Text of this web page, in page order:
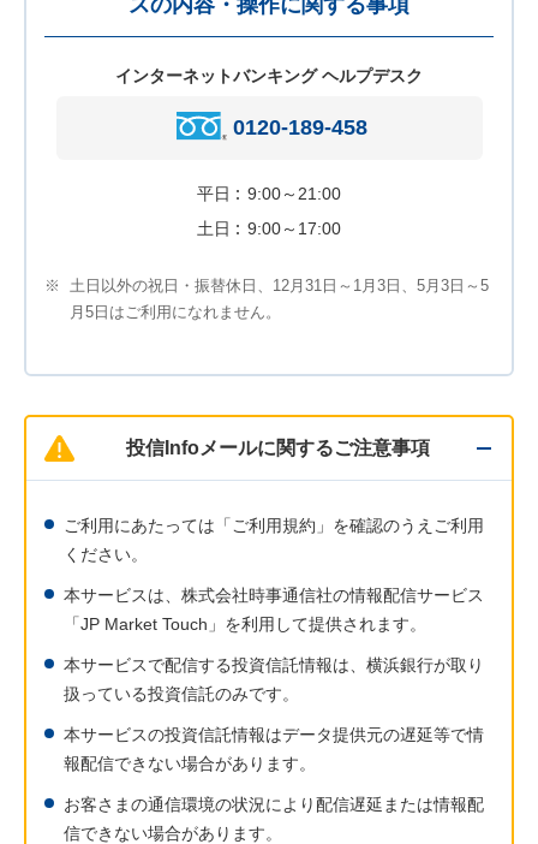
インターネットバンキング ヘルプデスク
0120-189-458
平日
9:00～21:00
土日
9:00～17:00
※
土日以外の祝日・振替休日、12月31日～1月3日、5月3日～5
月5日はご利用になれません。
投信Infoメールに関するご注意事項
ご利用にあたっては「ご利用規約」を確認のうえご利用
ください。
本サービスは、株式会社時事通信社の情報配信サービス
「JP Market Touch」を利用して提供されます。
本サービスで配信する投資信託情報は、横浜銀行が取り
扱っている投資信託のみです。
本サービスの投資信託情報はデータ提供元の遅延等で情
報配信できない場合があります。
お客さまの通信環境の状況により配信遅延または情報配
信できない場合があります。